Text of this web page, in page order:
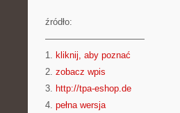
źródło:
———————————
1. kliknij, aby poznać
2. zobacz wpis
3. http://tpa-eshop.de
4. pełna wersja